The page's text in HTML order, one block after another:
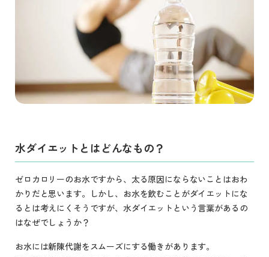
水ダイエットとはどんなもの？
ゼロカロリーのお水ですから、太る原因にならないことはおわ
かりだと思います。しかし、お水を飲むことがダイエットにな
るとは考えにくそうですが、水ダイエットという言葉があるの
はなぜでしょうか？
お水には新陳代謝をスムーズにする働きがあります。